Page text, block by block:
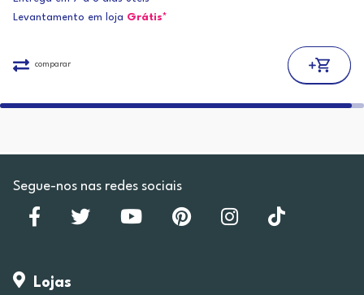
Levantamento em loja Grátis*
comparar
Segue-nos nas redes sociais
Lojas